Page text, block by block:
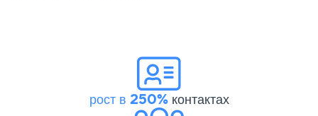
рост в 250%контактах